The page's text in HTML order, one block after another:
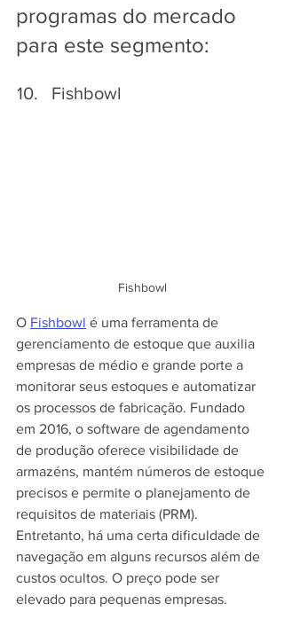
programas do mercado
para este segmento:
Fishbowl
Fishbowl
O Fishbowl é uma ferramenta de
gerenciamento de estoque que auxilia
empresas de médio e grande porte a
monitorar seus estoques e automatizar
os processos de fabricação. Fundado
em 2016, o software de agendamento
de produção oferece visibilidade de
armazéns, mantém números de estoque
precisos e permite o planejamento de
requisitos de materiais (PRM).
Entretanto, há uma certa dificuldade de
navegação em alguns recursos além de
custos ocultos. O preço pode ser
elevado para pequenas empresas.